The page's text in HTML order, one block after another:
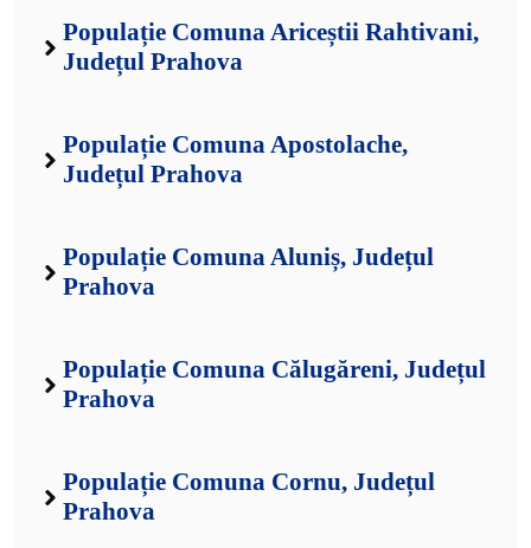
Populație Comuna Ariceștii Rahtivani,
Județul Prahova
Populație Comuna Apostolache,
Județul Prahova
Populație Comuna Aluniș, Județul
Prahova
Populație Comuna Călugăreni, Județul
Prahova
Populație Comuna Cornu, Județul
Prahova